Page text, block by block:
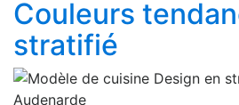
Couleurs
stratifié